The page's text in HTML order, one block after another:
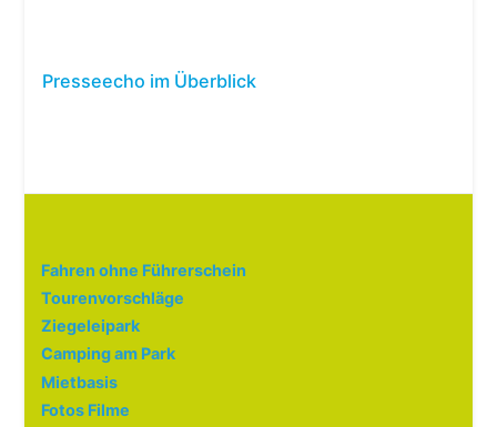
Presseecho im Überblick
Fahren ohne Führerschein
Tourenvorschläge
Ziegeleipark
Camping am Park
Mietbasis
Fotos Filme